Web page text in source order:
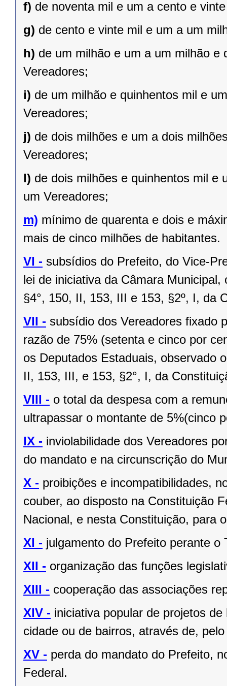
f) de noventa mil e um a cento e
g) de cento e vinte mil e um a um
h) de um milhão e um a um milhão e
Vereadores;
i) de um milhão e quinhentos mil e
Vereadores;
j) de dois milhões e um a dois
Vereadores;
l) de dois milhões e quinhentos mil e
um Vereadores;
m) mínimo de quarenta e dois e
mais de cinco milhões de habitantes.
VI - subsídios do Prefeito, do Vice-
lei de iniciativa da Câmara
§4°, 150, II, 153, III e 153, §2º, I, da
VII - subsídio dos Vereadores fixado
razão de 75% (setenta e cinco por
os Deputados Estaduais, observado
II, 153, III, e 153, §2°, I, da
VIII - o total da despesa com a
ultrapassar o montante de 5%(cinco
IX - inviolabilidade dos Vereadores
do mandato e na circunscrição do
X - proibições e incompatibilidades,
couber, ao disposto na Constituição
Nacional, e nesta Constituição, para
XI - julgamento do Prefeito perante o
XII - organização das funções
XIII - cooperação das associações
XIV - iniciativa popular de projetos
cidade ou de bairros, através de,
XV - perda do mandato do Prefeito,
Federal.